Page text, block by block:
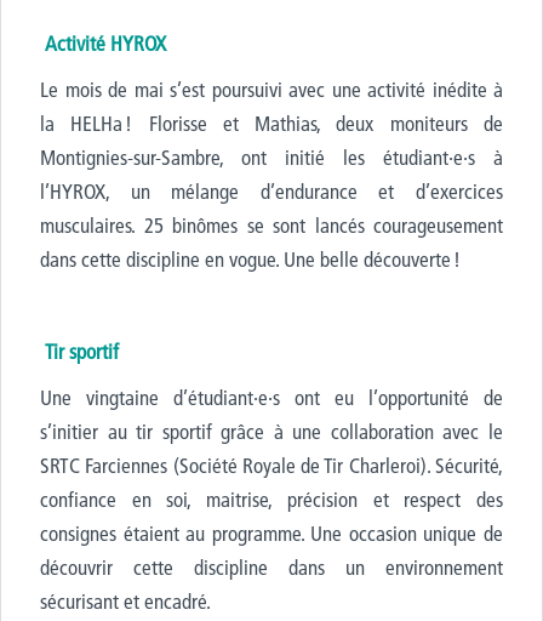
Activité HYROX
Le mois de mai s’est poursuivi avec une activité inédite à
la HELHa ! Florisse et Mathias, deux moniteurs de
Montignies-sur-Sambre, ont initié les étudiant·e·s à
l’HYROX, un mélange d’endurance et d’exercices
musculaires. 25 binômes se sont lancés courageusement
dans cette discipline en vogue. Une belle découverte !
Tir sportif
Une vingtaine d’étudiant·e·s ont eu l’opportunité de
s’initier au tir sportif grâce à une collaboration avec le
SRTC Farciennes (Société Royale de Tir Charleroi). Sécurité,
confiance en soi, maitrise, précision et respect des
consignes étaient au programme. Une occasion unique de
découvrir cette discipline dans un environnement
sécurisant et encadré.